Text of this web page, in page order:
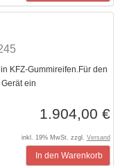
KFZ-Gummireifen.Für den
ein
1.904,00 €
inkl. 19% MwSt. zzgl. Versand
In den Warenkorb